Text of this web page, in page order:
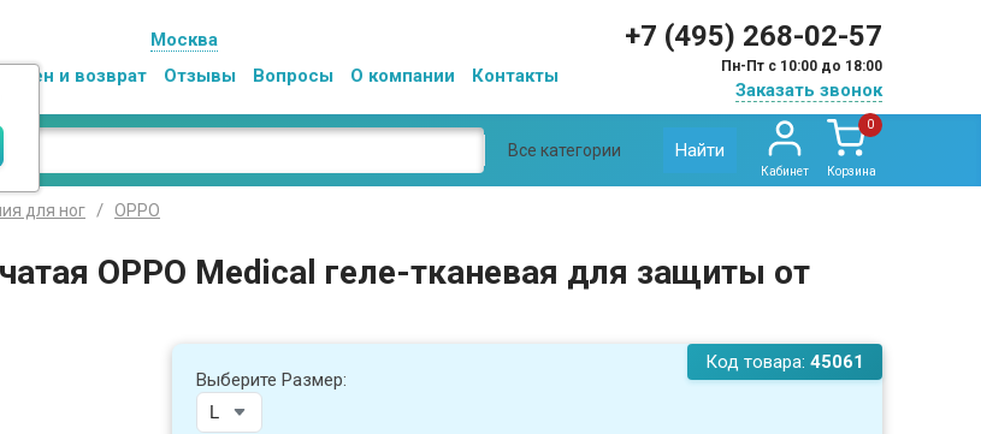
Москва
Обмен и возврат Отзывы Вопросы О компании Контакты
+7 (495) 268-02-57
Пн-Пт с 10:00 до 18:00
Заказать звонок
Все категории Найти
Кабинет
0
Корзина
для ног OPPO
OPPO Medical геле-тканевая для защиты от
Код товара: 45061
Выберите Размер: